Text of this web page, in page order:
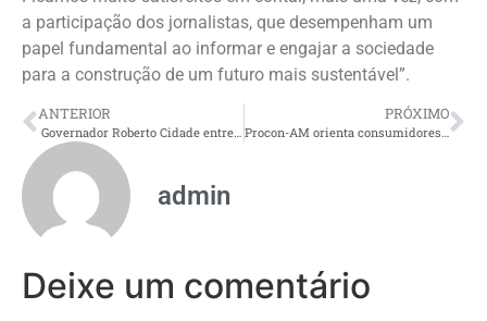
a participação dos jornalistas, que desempenham um
papel fundamental ao informar e engajar a sociedade
para a construção de um futuro mais sustentável”.
ANTERIOR
Governador Roberto Cidade entrega 800 títulos definitivos na zona norte e fortalece a política de regularização fundiária no Amazonas
PRÓXIMO
Procon-AM orienta consumidores sobre como fazer compras seguras para o Dia das Mães
admin
Deixe um comentário